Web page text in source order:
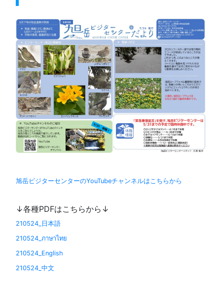
旭岳ビジターセンターのYouTubeチャンネルはこちらから
↓各種PDFはこちらから↓
210524_日本語
210524_ภาษาไทย
210524_English
210524_中文